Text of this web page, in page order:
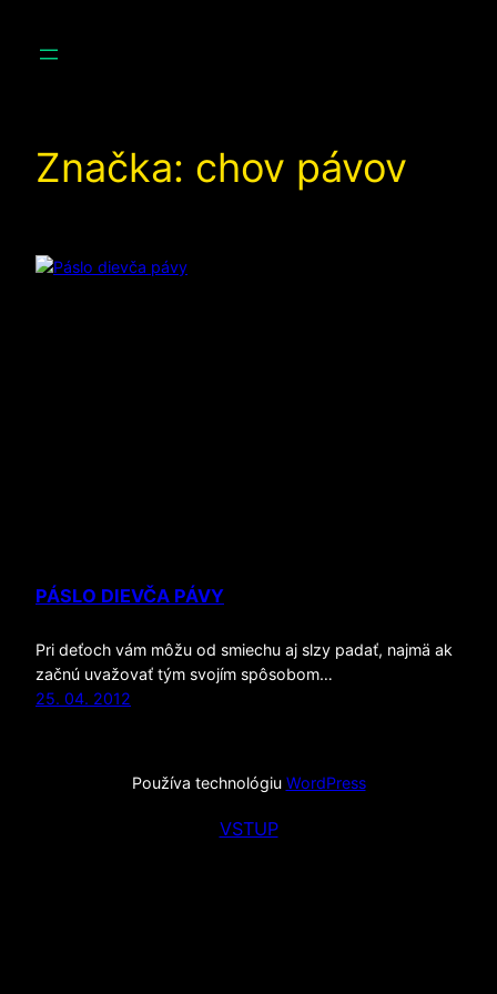
Značka: chov pávov
PÁSLO DIEVČA PÁVY
Pri deťoch vám môžu od smiechu aj slzy padať, najmä ak
začnú uvažovať tým svojím spôsobom…
25. 04. 2012
Používa technológiu WordPress
VSTUP